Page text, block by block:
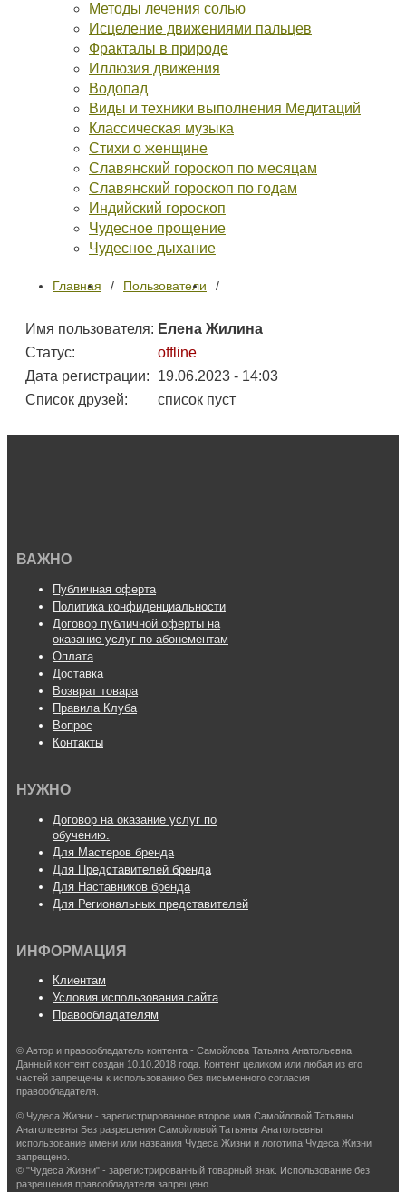
Методы лечения солью
Исцеление движениями пальцев
Фракталы в природе
Иллюзия движения
Водопад
Виды и техники выполнения Медитаций
Классическая музыка
Стихи о женщине
Славянский гороскоп по месяцам
Славянский гороскоп по годам
Индийский гороскоп
Чудесное прощение
Чудесное дыхание
Главная Пользователи
Имя пользователя: Елена Жилина
Статус:
offline
Дата регистрации:
19.06.2023 - 14:03
Список друзей:
список пуст
ВАЖНО
Публичная оферта
Политика конфиденциальности
Договор публичной оферты на
оказание услуг по абонементам
Оплата
Доставка
Возврат товара
Правила Клуба
Вопрос
Контакты
НУЖНО
Договор на оказание услуг по
обучению.
Для Мастеров бренда
Для Представителей бренда
Для Наставников бренда
Для Региональных представителей
ИНФОРМАЦИЯ
Клиентам
Условия использования сайта
Правообладателям
© Автор и правообладатель контента - Самойлова Татьяна Анатольевна
Данный контент создан 10.10.2018 года. Контент целиком или любая из его
частей запрещены к использованию без письменного согласия
правообладателя.
© Чудеса Жизни - зарегистрированное второе имя Самойловой Татьяны
Анатольевны Без разрешения Самойловой Татьяны Анатольевны
использование имени или названия Чудеса Жизни и логотипа Чудеса Жизни
запрещено.
© "Чудеса Жизни" - зарегистрированный товарный знак. Использование без
разрешения правообладателя запрещено.